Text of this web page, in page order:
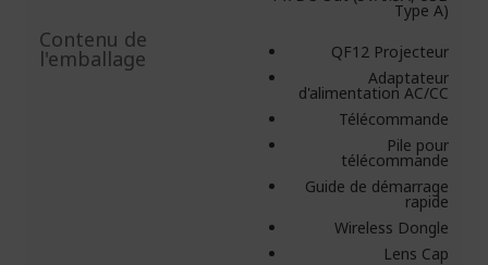
Type A)
Contenu de
l'emballage
QF12 Projecteur
Adaptateur
d'alimentation AC/CC
Télécommande
Pile pour
télécommande
Guide de démarrage
rapide
Wireless Dongle
Lens Cap